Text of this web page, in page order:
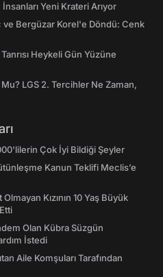
Yeni Krateri Arıyor
ve Bergüzar Korel'e Döndü: Cenk
Heykeli Gün Yüzüne
LGS 2. Tercihler Ne Zaman,
Çok İyi Bildiği Şeyler
Kanun Teklifi Meclis’e
Kızının 10 Yaş Büyük
Olan Kübra Süzgün
İstedi
Aile Komşuları Tarafından